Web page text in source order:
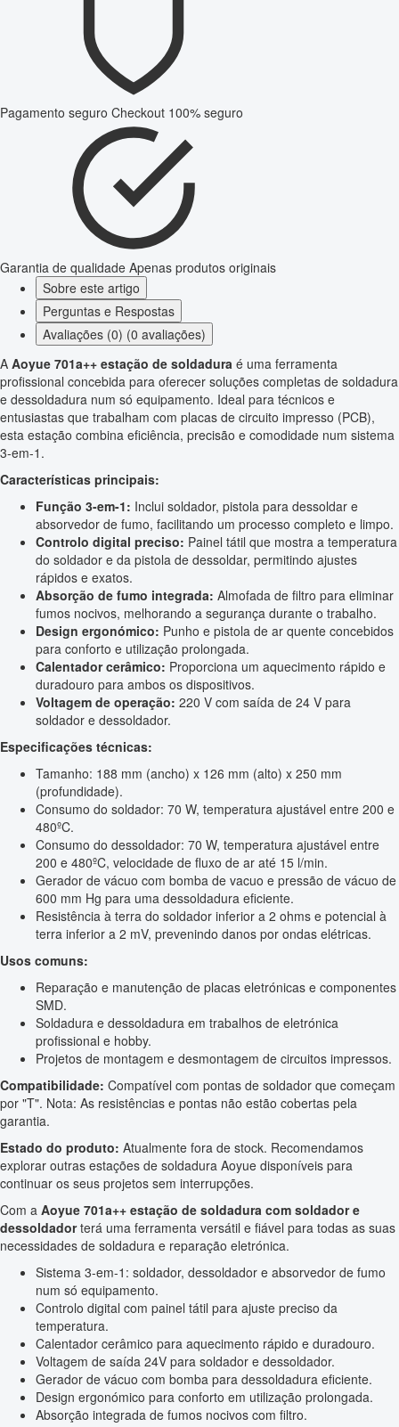
Pagamento seguro Checkout 100% seguro
Garantia de qualidade Apenas produtos originais
Sobre este artigo
Perguntas e Respostas
Avaliações (0) (0 avaliações)
A Aoyue 701a++ estação de soldadura é uma ferramenta
profissional concebida para oferecer soluções completas de soldadura
e dessoldadura num só equipamento. Ideal para técnicos e
entusiastas que trabalham com placas de circuito impresso (PCB),
esta estação combina eficiência, precisão e comodidade num sistema
3-em-1.
Características principais:
Função 3-em-1: Inclui soldador, pistola para dessoldar e
absorvedor de fumo, facilitando um processo completo e limpo.
Controlo digital preciso: Painel tátil que mostra a temperatura
do soldador e da pistola de dessoldar, permitindo ajustes
rápidos e exatos.
Absorção de fumo integrada: Almofada de filtro para eliminar
fumos nocivos, melhorando a segurança durante o trabalho.
Design ergonómico: Punho e pistola de ar quente concebidos
para conforto e utilização prolongada.
Calentador cerâmico: Proporciona um aquecimento rápido e
duradouro para ambos os dispositivos.
Voltagem de operação: 220 V com saída de 24 V para
soldador e dessoldador.
Especificações técnicas:
Tamanho: 188 mm (ancho) x 126 mm (alto) x 250 mm
(profundidade).
Consumo do soldador: 70 W, temperatura ajustável entre 200 e
480ºC.
Consumo do dessoldador: 70 W, temperatura ajustável entre
200 e 480ºC, velocidade de fluxo de ar até 15 l/min.
Gerador de vácuo com bomba de vacuo e pressão de vácuo de
600 mm Hg para uma dessoldadura eficiente.
Resistência à terra do soldador inferior a 2 ohms e potencial à
terra inferior a 2 mV, prevenindo danos por ondas elétricas.
Usos comuns:
Reparação e manutenção de placas eletrónicas e componentes
SMD.
Soldadura e dessoldadura em trabalhos de eletrónica
profissional e hobby.
Projetos de montagem e desmontagem de circuitos impressos.
Compatibilidade: Compatível com pontas de soldador que começam
por "T". Nota: As resistências e pontas não estão cobertas pela
garantia.
Estado do produto: Atualmente fora de stock. Recomendamos
explorar outras estações de soldadura Aoyue disponíveis para
continuar os seus projetos sem interrupções.
Com a Aoyue 701a++ estação de soldadura com soldador e
dessoldadorterá uma ferramenta versátil e fiável para todas as suas
necessidades de soldadura e reparação eletrónica.
Sistema 3-em-1: soldador, dessoldador e absorvedor de fumo
num só equipamento.
Controlo digital com painel tátil para ajuste preciso da
temperatura.
Calentador cerâmico para aquecimento rápido e duradouro.
Voltagem de saída 24V para soldador e dessoldador.
Gerador de vácuo com bomba para dessoldadura eficiente.
Design ergonómico para conforto em utilização prolongada.
Absorção integrada de fumos nocivos com filtro.